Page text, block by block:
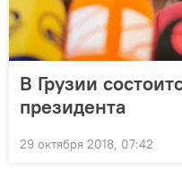
В Грузии
президента
29 октября 2018, 07:42